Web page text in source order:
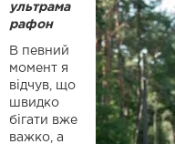
ультрама
рафон
В певний
момент я
відчув, що
швидко
бігати вже
важко, а